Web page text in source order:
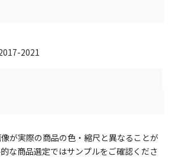
2021
が実際の商品の色・縮尺と異なることが
な商品選定ではサンプルをご確認くださ